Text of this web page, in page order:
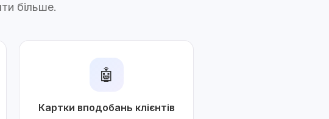
більше.
🤖
Картки вподобань клієнтів